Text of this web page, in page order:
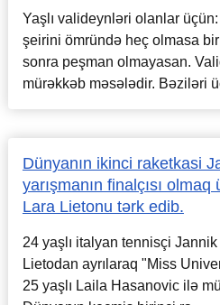
Yaşlı valideynləri olanlar
şeirini ömründə heç olmasa
sonra peşman olmayasan.
mürəkkəb məsələdir. Bəziləri
Dünyanın ikinci raketkasi
yarışmanın finalçısı olmaq
Lara Lietonu tərk edib.
24 yaşlı italyan tennisçi
Lietodan ayrılaraq "Miss
25 yaşlı Laila Hasanovic ilə